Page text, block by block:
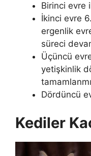
Birinci evre
İkinci evre
ergenlik
süreci
Üçüncü
yetişkinlik
Dördüncü
Kediler